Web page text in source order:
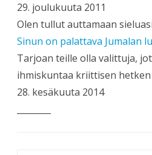
29. joulukuuta 2011
Olen tullut auttamaan
Sinun on palattava Jumalan
Tarjoan teille olla valittuja,
ihmiskuntaa kriittisen hetken
28. kesäkuuta 2014